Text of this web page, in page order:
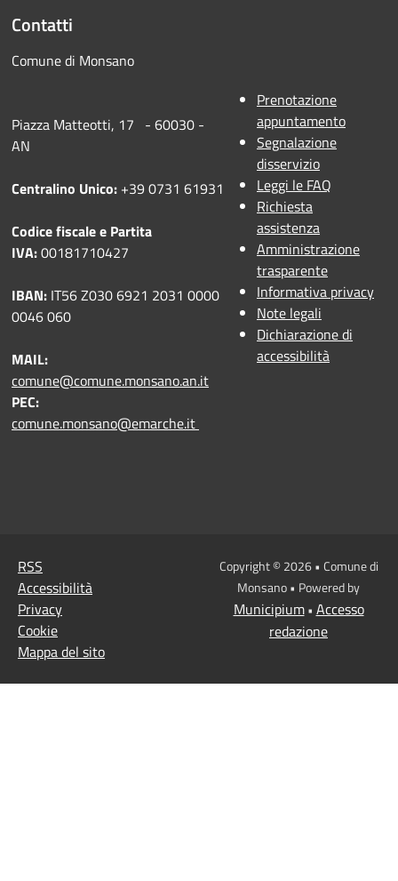
Contatti
Comune di Monsano
Piazza Matteotti, 17 - 60030 -
AN
Centralino Unico: +39 0731 61931
Codice fiscale e Partita
IVA:00181710427
IBAN: IT56 Z030 6921 2031 0000
0046 060
MAIL:
comune@comune.monsano.an.it
PEC:
comune.monsano@emarche.it
Prenotazione
appuntamento
Segnalazione
disservizio
Leggi le FAQ
Richiesta
assistenza
Amministrazione
trasparente
Informativa privacy
Note legali
Dichiarazione di
accessibilità
RSS
Accessibilità
Privacy
Cookie
Mappa del sito
Copyright © 2026 • Comune di
Monsano • Powered by
Municipium• Accesso
redazione